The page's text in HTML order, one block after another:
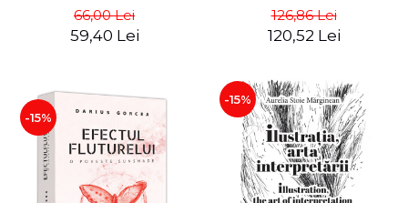
66,00 Lei
59,40 Lei
126,86 Lei
120,52 Lei
-15%
-15%